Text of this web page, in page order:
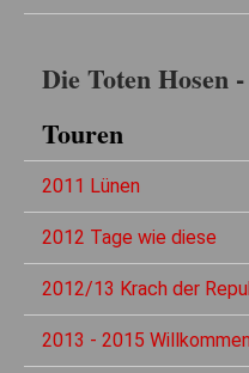
Die Toten Hosen
Touren
2011 Lünen
2012 Tage wie diese
2012/13 Krach der
2013 - 2015